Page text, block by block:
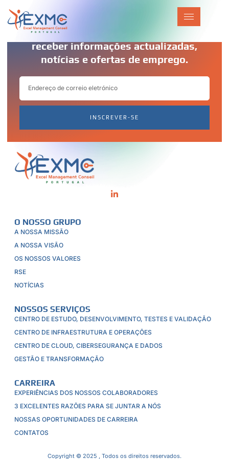
Subscreva a nossa NEWSLETTER para
receber informações actualizadas,
notícias e ofertas de emprego.
INSCREVER-SE
O NOSSO GRUPO
A NOSSA MISSÃO
A NOSSA VISÃO
OS NOSSOS VALORES
RSE
NOTÍCIAS
NOSSOS SERVIÇOS
CENTRO DE ESTUDO, DESENVOLVIMENTO, TESTES E VALIDAÇÃO
CENTRO DE INFRAESTRUTURA E OPERAÇÕES
CENTRO DE CLOUD, CIBERSEGURANÇA E DADOS
GESTÃO E TRANSFORMAÇÃO
CARREIRA
EXPERIÊNCIAS DOS NOSSOS COLABORADORES
3 EXCELENTES RAZÕES PARA SE JUNTAR A NÓS
NOSSAS OPORTUNIDADES DE CARREIRA
CONTATOS
Copyright © 2025 , Todos os direitos reservados.